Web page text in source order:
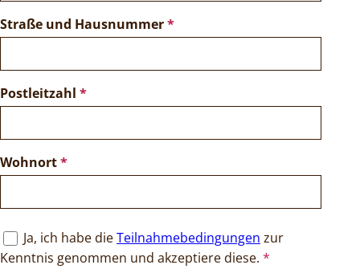
Straße und Hausnummer*
Postleitzahl *
Wohnort*
Ja, ich habe dieTeilnahmebedingungen zur
Kenntnis genommen und akzeptiere diese. *